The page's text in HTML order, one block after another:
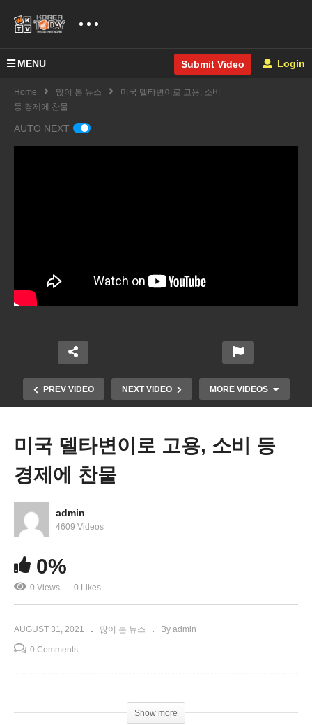
MENU Submit Video Login
Home 많이 본 뉴스
미국 델타변이로 고용, 소비
등 경제에 찬물
AUTO NEXT
PREV VIDEO NEXT VIDEO MORE VIDEOS
년
미국 델타변이로 고용, 소비 등
경제에 찬물
admin
4609 Videos
0%
0 Views 0 Likes
AUGUST 31, 2021 많이 본 뉴스 By admin
0 Comments
Show more